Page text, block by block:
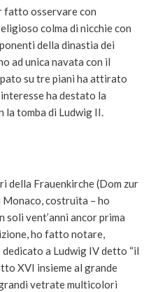
fatto osservare con
colma di nicchie con
della dinastia dei
ad unica navata con il
su tre piani ha attirato
ha destato la
la tomba di Ludwig II.
della Frauenkirche (Dom zur
Monaco, costruita – ho
vent’anni ancor prima
ho fatto notare,
dedicato a Ludwig IV detto “il
XVI insieme al grande
vetrate multicolori